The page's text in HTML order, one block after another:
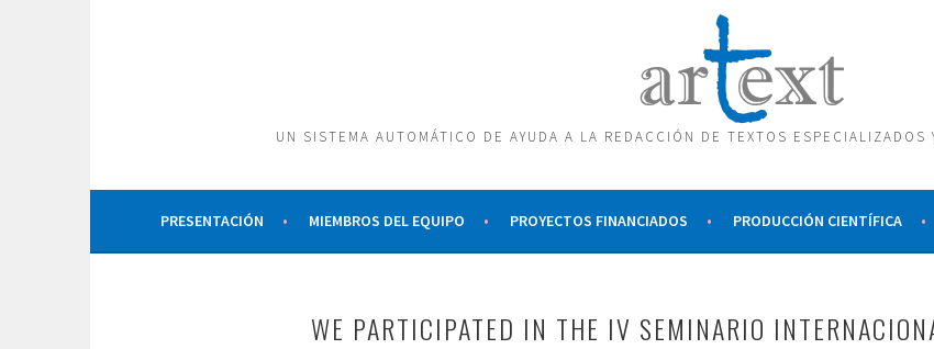
UN SISTEMA AUTOMÁTICO DE AYUDA A LA REDACCIÓN DE TEXTOS ESPECIALIZADOS
PRESENTACIÓN MIEMBROS DEL EQUIPO PROYECTOS FINANCIADOS PRODUCCIÓN CIENTÍFICA
WE PARTICIPATED IN THE IV SEMINARIO